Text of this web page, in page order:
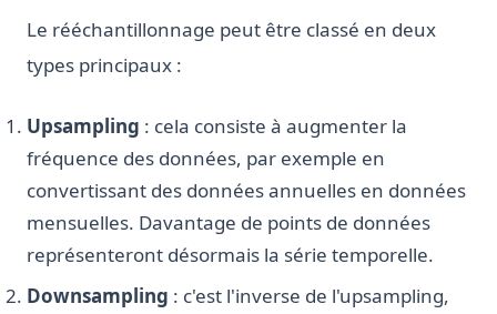
Le rééchantillonnage peut être classé en deux
types principaux :
Upsampling : cela consiste à augmenter la
fréquence des données, par exemple en
convertissant des données annuelles en données
mensuelles. Davantage de points de données
représenteront désormais la série temporelle.
Downsampling : c'est l'inverse de l'upsampling,